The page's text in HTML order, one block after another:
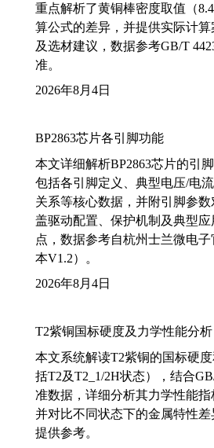
重点解析了黄铜棒密度取值（
算公式的差异，并提供实际计
及选材建议，数据参考GB/T
准。
2026年8月4日
BP2863芯片各引脚功能
本文详细解析BP2863芯片的引
包括各引脚定义、典型电压/电
关系等核心数据，并附引脚参
盖驱动配置、保护机制及典型
点，数据参考自杭州士兰微电
本V1.2）。
2026年8月4日
T2紫铜国标硬度及力学性能分析
本文系统解读T2紫铜的国标硬
括T2及T2_1/2H状态），结合
准数据，详细分析其力学性能指
并对比不同状态下的金属特性
提供参考。